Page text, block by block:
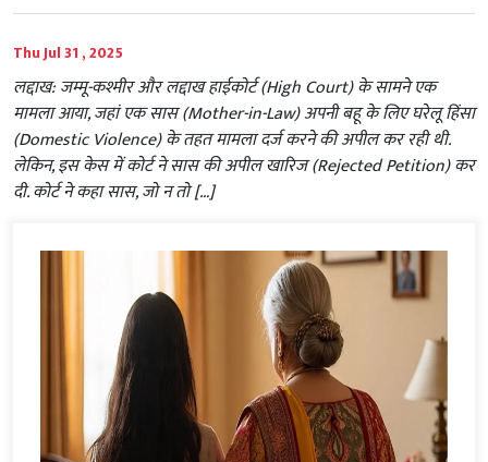
Thu Jul 31 , 2025
लद्दाख: जम्मू-कश्मीर और लद्दाख हाईकोर्ट (High Court) के सामने एक
मामला आया, जहां एक सास (Mother-in-Law) अपनी बहू के लिए घरेलू हिंसा
(Domestic Violence) के तहत मामला दर्ज करने की अपील कर रही थी.
लेकिन, इस केस में कोर्ट ने सास की अपील खारिज (Rejected Petition) कर
दी. कोर्ट ने कहा सास, जो न तो […]